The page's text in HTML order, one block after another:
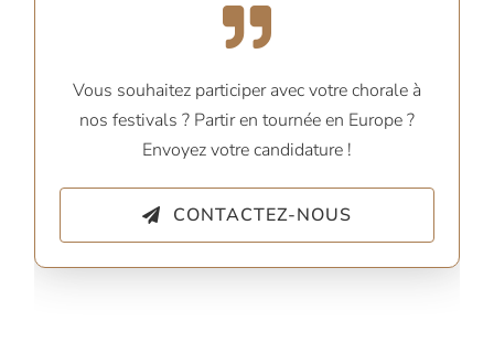
Vous souhaitez participer avec votre chorale à
nos festivals ? Partir en tournée en Europe ?
Envoyez votre candidature !
CONTACTEZ-NOUS